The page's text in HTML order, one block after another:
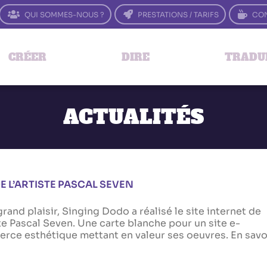
QUI SOMMES-NOUS ? PRESTATIONS / TARIFS
CRÉER DIRE
ACTUALITÉS
L’ARTISTE PASCAL SEVEN
plaisir, Singing Dodo a réalisé le site internet de
Pascal Seven. Une carte blanche pour un site e-
esthétique mettant en valeur ses oeuvres. En